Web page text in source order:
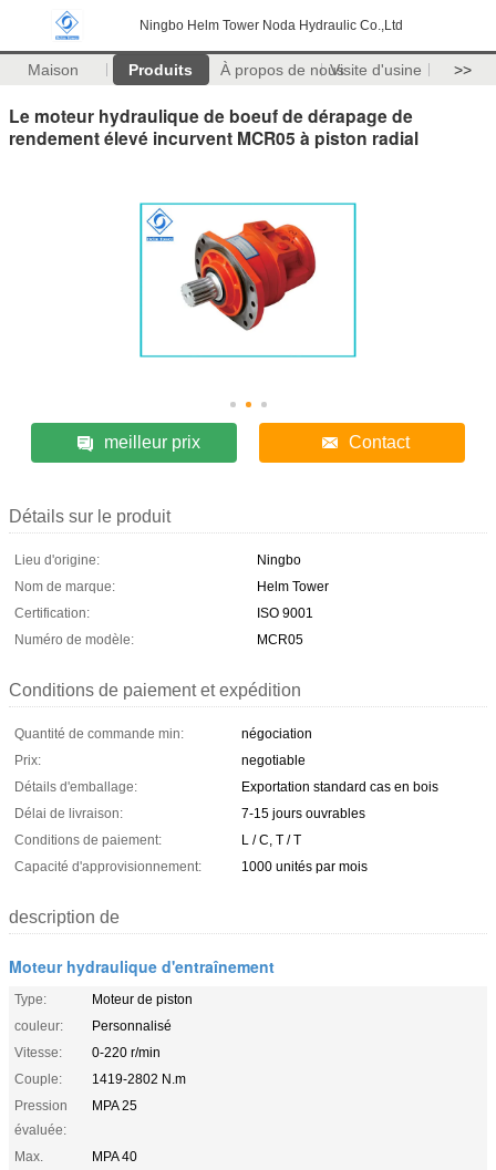
Ningbo Helm Tower Noda Hydraulic Co.,Ltd
Maison Produits À propos de nousVisite d'usine >>
Le moteur hydraulique de boeuf de dérapage de
rendement élevé incurvent MCR05 à piston radial
meilleur prix Contact
Détails sur le produit
Lieu d'origine:
Ningbo
Nom de marque:
Helm Tower
Certification:
ISO 9001
Numéro de modèle:
MCR05
Conditions de paiement et expédition
Quantité de commande min:
négociation
Prix:
negotiable
Détails d'emballage:
Exportation standard cas en bois
Délai de livraison:
7-15 jours ouvrables
Conditions de paiement:
L / C, T / T
Capacité d'approvisionnement:
1000 unités par mois
description de
Moteur hydraulique d'entraînement
Type:
Moteur de piston
couleur:
Personnalisé
Vitesse:
0-220 r/min
Couple:
1419-2802 N.m
Pression
évaluée:
MPA 25
Max.
MPA 40